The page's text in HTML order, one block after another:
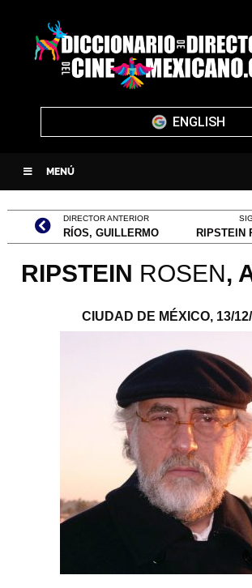
ENGLISH
MENÚ
DIRECTOR ANTERIOR
RÍOS, GUILLERMO
RIPSTEIN ROSEN,
CIUDAD DE MÉXICO, 13/